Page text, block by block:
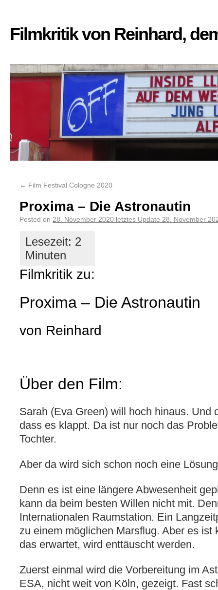
Filmkritik von Reinhard,
← Film Festival Cologne 2020
Proxima – Die Astronautin
Posted on 28. November 2020 letztes Update 28. November
Filmkritik zu:
Proxima – Die Astronautin
von Reinhard
Über den Film:
Sarah (Eva Green) will hoch hinaus. Und
dass es klappt. Da ist nur noch das
Tochter.
Aber da wird sich schon noch eine
Denn es ist eine längere Abwesenheit
kann da beim besten Willen nicht mit.
Internationalen Raumstation. Ein
zu einem möglichen Marsflug. Aber es ist
das erwartet, wird enttäuscht werden.
Zuerst einmal wird die Vorbereitung im
ESA, nicht weit von Köln, gezeigt. Fast